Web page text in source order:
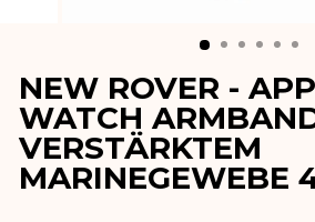
NEW ROVER -
WATCH
VERSTÄRKTEM
MARINEGEWEBE